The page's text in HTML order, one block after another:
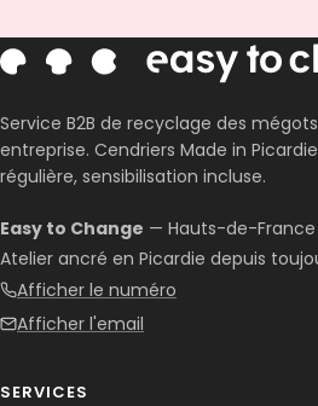
Service B2B de recyclage des
entreprise. Cendriers Made in
régulière, sensibilisation incluse.
Easy to Change — Hauts-de-France
Atelier ancré en Picardie depuis
Afficher le numéro
Afficher l'email
SERVICES